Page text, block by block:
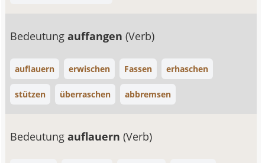
Bedeutungauffangen(Verb)
auflauern erwischen Fassen erhaschen
stützen überraschen abbremsen
Bedeutungauflauern(Verb)